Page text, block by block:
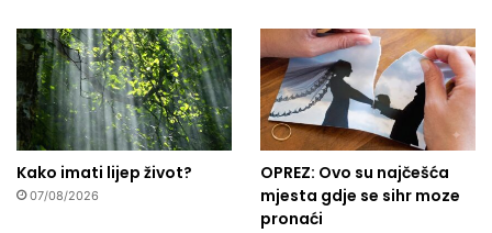
Kako imati lijep život?
07/08/2026
OPREZ: Ovo su najčešća
mjesta gdje se sihr moze
pronaći